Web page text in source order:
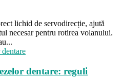
lichid de servodirecție, ajută
necesar pentru rotirea volanului.
dentare: reguli